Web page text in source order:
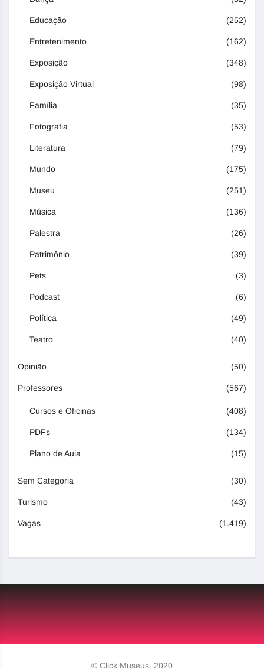
Educação (252)
Entretenimento (162)
Exposição (348)
Exposição Virtual (98)
Família (35)
Fotografia (53)
Literatura (79)
Mundo (175)
Museu (251)
Música (136)
Palestra (26)
Patrimônio (39)
Pets (3)
Podcast (6)
Política (49)
Teatro (40)
Opinião (50)
Professores (567)
Cursos e Oficinas (408)
PDFs (134)
Plano de Aula (15)
Sem Categoria (30)
Turismo (43)
Vagas (1.419)
© Click Museus, 2020